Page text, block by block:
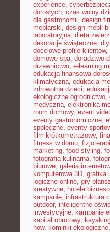
experience,
dorosłych, czas wolny
dla gastronomii, design
meblarski, design mebli
laboratoryjna, dieta
dekoracje świąteczne,
docelowe profile klientów,
domowe spa, doradztwo
drzewnictwo, e-learning
edukacja finansowa
klimatyczna, edukacja
zdrowotna dzieci,
ekologiczne ogrodnictwo,
medyczna, elektronika
room domowy, event
eventy gastronomiczne,
społeczne, eventy
film krótkometrażowy,
fitness w domu,
marketing, food styling,
fotografia kulinarna,
biurowe, galeria
komputerowa 3D, grafika
logiczne online, gry
kreatywne, hotele
kampanie, infrastruktura
outdoor, inteligentne
inwestycyjne, kampanie
kapitał obrotowy,
how, kominki ekologiczne,